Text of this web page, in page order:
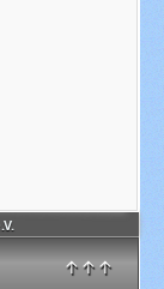
↑↑↑